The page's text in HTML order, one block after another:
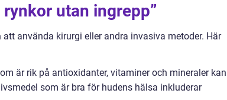
utan ingrepp”
använda kirurgi eller andra invasiva metoder. Här
är rik på antioxidanter, vitaminer och mineraler kan
som är bra för hudens hälsa inkluderar